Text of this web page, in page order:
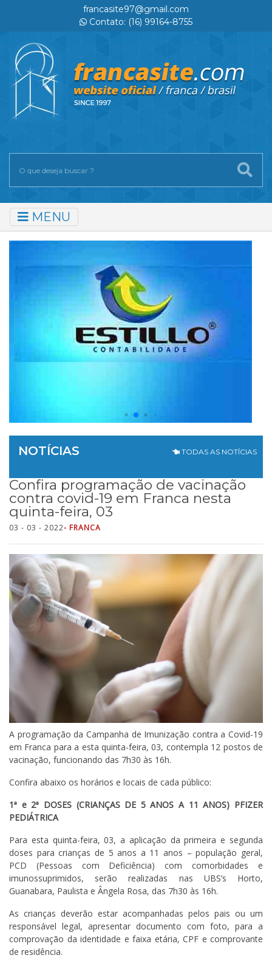
francasite97@gmail.com
Contato: (16) 99164-8755
MENU
NOTÍCIAS TODAS AS NOTÍCIAS
Confira programação de vacinação
contra covid-19 em Franca nesta
quinta-feira, 03
03 - 03 - 2022- FRANCA
A programação da Campanha de Imunização contra a Covid-19
em Franca para a esta quinta-feira, 03, contempla 12 postos de
vacinação, funcionando das 7h30 às 16h.
Confira abaixo os horários e locais de cada público:
1ª e 2ª DOSES (CRIANÇAS DE 5 ANOS A 11 ANOS) PFIZER
PEDIÁTRICA
Para esta quinta-feira, 03, a aplicação da primeira e segunda
doses para crianças de 5 anos a 11 anos – população geral,
PCD (Pessoas com Deficiência) com comorbidades e
imunossuprimidos, serão realizadas nas UBS’s Horto,
Guanabara, Paulista e Ângela Rosa, das 7h30 às 16h.
As crianças deverão estar acompanhadas pelos pais ou um
responsável legal, apresentar documento com foto, para a
comprovação da identidade e faixa etária, CPF e comprovante
de residência.